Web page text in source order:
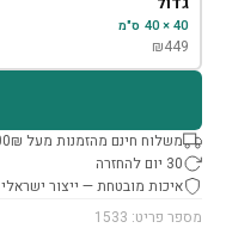
40 × 40 ס"מ
₪449
משלוח חינם מהזמנות מעל 300₪
30 יום להחזרה
איכות מובטחת — ייצור ישראלי
מספר פריט: 1533